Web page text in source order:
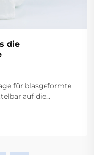
die
für blasgeformte
auf die